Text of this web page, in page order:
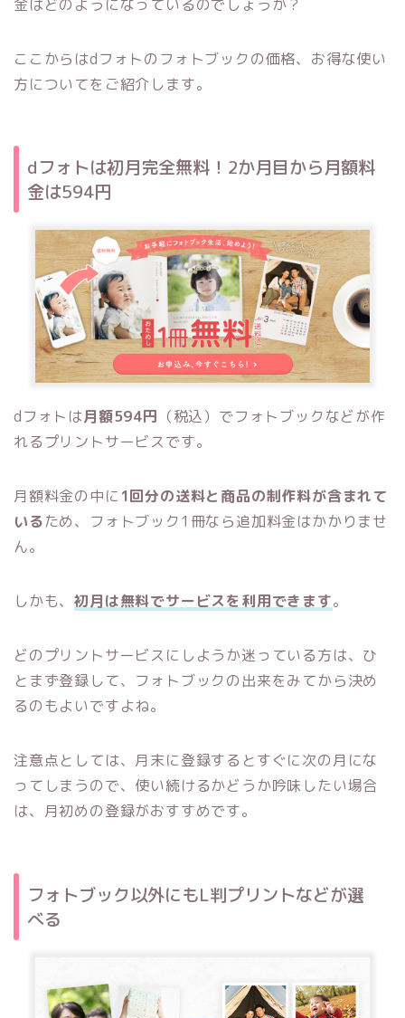
金はどのようになっているのでしょうか？
ここからはdフォトのフォトブックの価格、お得な使い
方についてをご紹介します。
dフォトは初月完全無料！2か月目から月額料
金は594円
dフォトは月額594円 （税込）でフォトブックなどが作
れるプリントサービスです。
月額料金の中に 1回分の送料と商品の制作料が含まれて
いるため、フォトブック1冊なら追加料金はかかりませ
ん。
しかも、初月は無料でサービスを利用できます。
どのプリントサービスにしようか迷っている方は、ひ
とまず登録して、フォトブックの出来をみてから決め
るのもよいですよね。
注意点としては、月末に登録するとすぐに次の月にな
ってしまうので、使い続けるかどうか吟味したい場合
は、月初めの登録がおすすめです。
フォトブック以外にもL判プリントなどが選
べる